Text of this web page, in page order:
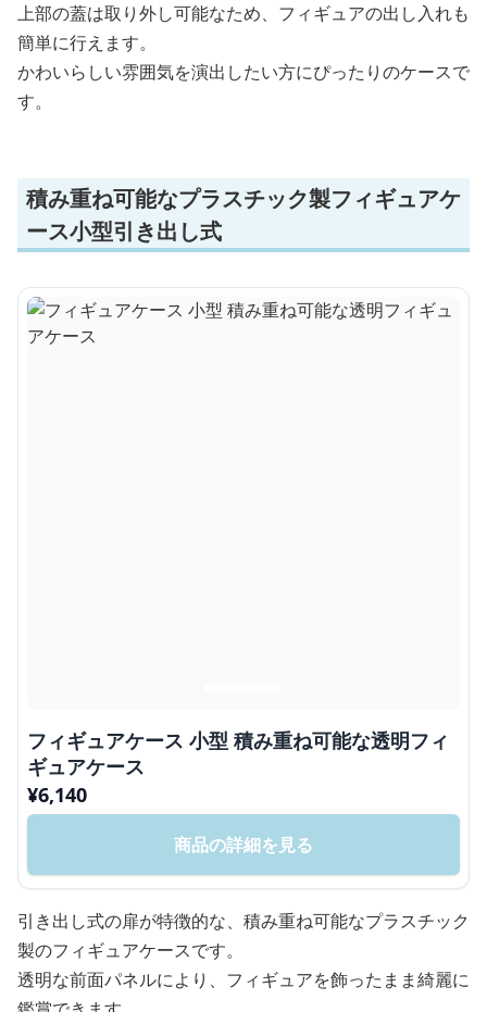
上部の蓋は取り外し可能なため、フィギュアの出し入れも
簡単に行えます。
かわいらしい雰囲気を演出したい方にぴったりのケースで
す。
積み重ね可能なプラスチック製フィギュアケ
ース小型引き出し式
フィギュアケース 小型 積み重ね可能な透明フィ
ギュアケース
¥6,140
商品の詳細を見る
引き出し式の扉が特徴的な、積み重ね可能なプラスチック
製のフィギュアケースです。
透明な前面パネルにより、フィギュアを飾ったまま綺麗に